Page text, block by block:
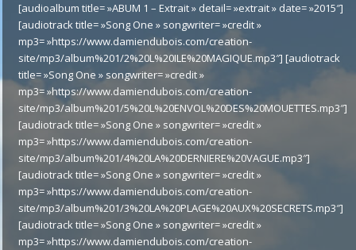
[audioalbum title= »ABUM 1 – Extrait » detail= »extrait » date= »2015″]
[audiotrack title= »Song One » songwriter= »credit »
mp3= »https://www.damiendubois.com/creation-
site/mp3/album%201/2%20L%20ILE%20MAGIQUE.mp3″] [audiotrack
title= »Song One » songwriter= »credit »
mp3= »https://www.damiendubois.com/creation-
site/mp3/album%201/5%20L%20ENVOL%20DES%20MOUETTES.mp3″]
[audiotrack title= »Song One » songwriter= »credit »
mp3= »https://www.damiendubois.com/creation-
site/mp3/album%201/4%20LA%20DERNIERE%20VAGUE.mp3″]
[audiotrack title= »Song One » songwriter= »credit »
mp3= »https://www.damiendubois.com/creation-
site/mp3/album%201/3%20LA%20PLAGE%20AUX%20SECRETS.mp3″]
[audiotrack title= »Song One » songwriter= »credit »
mp3= »https://www.damiendubois.com/creation-